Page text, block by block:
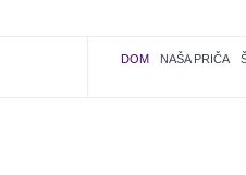
DOM NAŠA PRIČA